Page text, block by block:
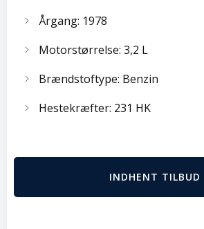
Årgang: 1978
Motorstørrelse: 3,2 L
Brændstoftype: Benzin
Hestekræfter: 231 HK
INDHENT TILBUD